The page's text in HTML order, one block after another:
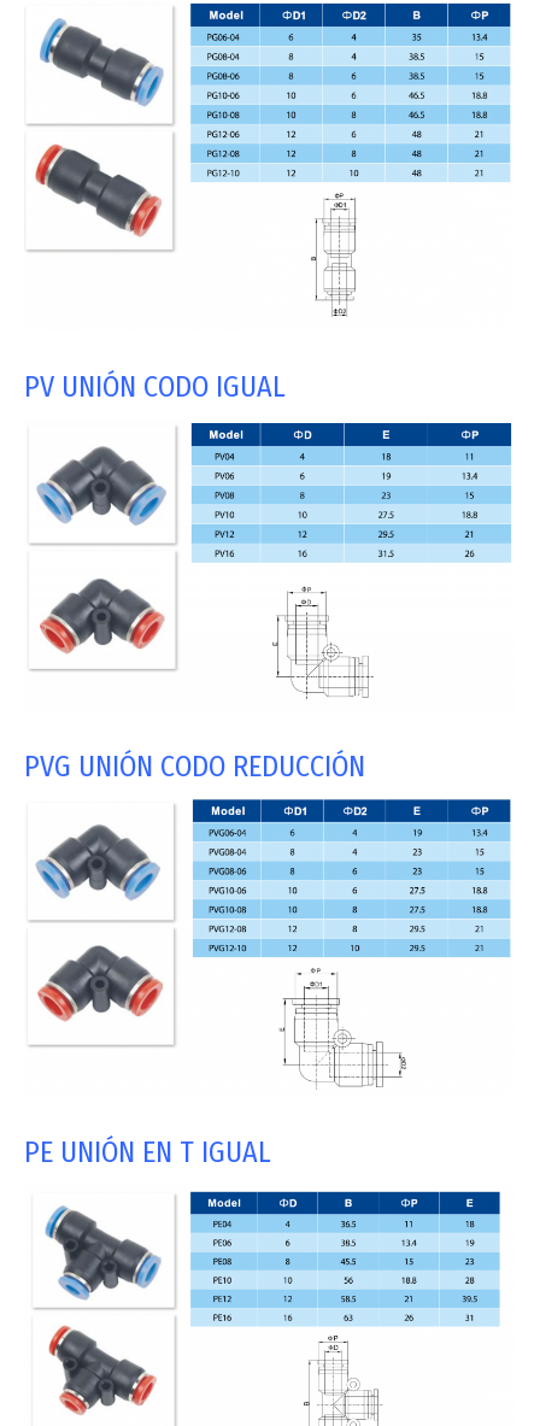
PV UNIÓN CODO IGUAL
PVG UNIÓN CODO REDUCCIÓN
PE UNIÓN EN T IGUAL